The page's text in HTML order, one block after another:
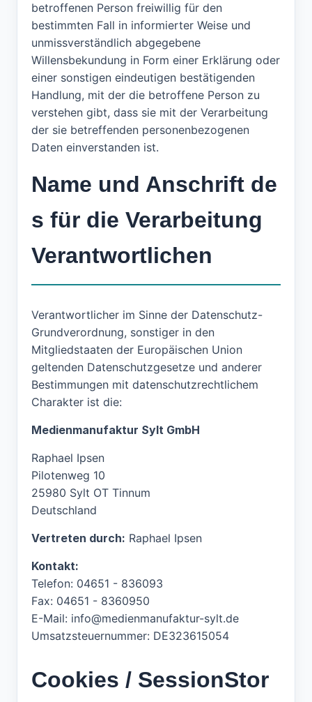
betroffenen Person freiwillig für den
bestimmten Fall in informierter Weise und
unmissverständlich abgegebene
Willensbekundung in Form einer Erklärung oder
einer sonstigen eindeutigen bestätigenden
Handlung, mit der die betroffene Person zu
verstehen gibt, dass sie mit der Verarbeitung
der sie betreffenden personenbezogenen
Daten einverstanden ist.
Name und Anschrift de
s für die Verarbeitung
Verantwortlichen
Verantwortlicher im Sinne der Datenschutz-
Grundverordnung, sonstiger in den
Mitgliedstaaten der Europäischen Union
geltenden Datenschutzgesetze und anderer
Bestimmungen mit datenschutzrechtlichem
Charakter ist die:
Medienmanufaktur Sylt GmbH
Raphael Ipsen
Pilotenweg 10
25980 Sylt OT Tinnum
Deutschland
Vertreten durch: Raphael Ipsen
Kontakt:
Telefon: 04651 - 836093
Fax: 04651 - 8360950
E-Mail: info@medienmanufaktur-sylt.de
Umsatzsteuernummer: DE323615054
Cookies / SessionStor